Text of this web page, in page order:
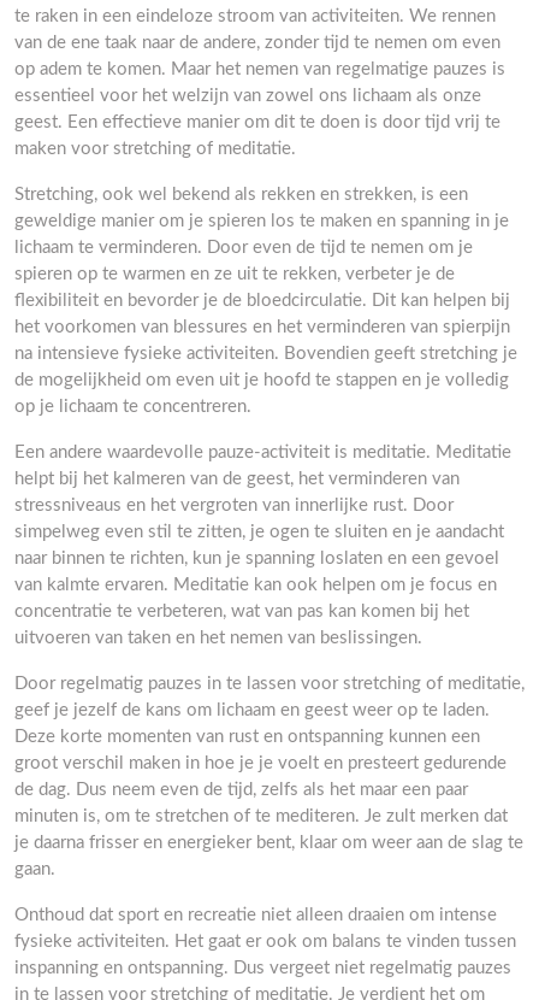
te raken in een eindeloze stroom van activiteiten. We rennen
van de ene taak naar de andere, zonder tijd te nemen om even
op adem te komen. Maar het nemen van regelmatige pauzes is
essentieel voor het welzijn van zowel ons lichaam als onze
geest. Een effectieve manier om dit te doen is door tijd vrij te
maken voor stretching of meditatie.
Stretching, ook wel bekend als rekken en strekken, is een
geweldige manier om je spieren los te maken en spanning in je
lichaam te verminderen. Door even de tijd te nemen om je
spieren op te warmen en ze uit te rekken, verbeter je de
flexibiliteit en bevorder je de bloedcirculatie. Dit kan helpen bij
het voorkomen van blessures en het verminderen van spierpijn
na intensieve fysieke activiteiten. Bovendien geeft stretching je
de mogelijkheid om even uit je hoofd te stappen en je volledig
op je lichaam te concentreren.
Een andere waardevolle pauze-activiteit is meditatie. Meditatie
helpt bij het kalmeren van de geest, het verminderen van
stressniveaus en het vergroten van innerlijke rust. Door
simpelweg even stil te zitten, je ogen te sluiten en je aandacht
naar binnen te richten, kun je spanning loslaten en een gevoel
van kalmte ervaren. Meditatie kan ook helpen om je focus en
concentratie te verbeteren, wat van pas kan komen bij het
uitvoeren van taken en het nemen van beslissingen.
Door regelmatig pauzes in te lassen voor stretching of meditatie,
geef je jezelf de kans om lichaam en geest weer op te laden.
Deze korte momenten van rust en ontspanning kunnen een
groot verschil maken in hoe je je voelt en presteert gedurende
de dag. Dus neem even de tijd, zelfs als het maar een paar
minuten is, om te stretchen of te mediteren. Je zult merken dat
je daarna frisser en energieker bent, klaar om weer aan de slag te
gaan.
Onthoud dat sport en recreatie niet alleen draaien om intense
fysieke activiteiten. Het gaat er ook om balans te vinden tussen
inspanning en ontspanning. Dus vergeet niet regelmatig pauzes
in te lassen voor stretching of meditatie. Je verdient het om